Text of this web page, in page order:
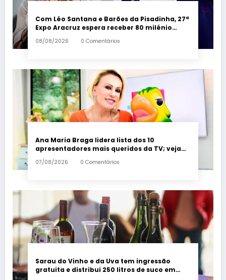
Com Léo Santana e Barões da Pisadinha, 27ª
Expo Aracruz espera receber 80 milénio
visitantes por dia – Em Dia ES
08/08/2026 0 Comentários
Ana Maria Braga lidera lista dos 10
apresentadores mais queridos da TV; veja
ranking – Em Dia ES
07/08/2026 0 Comentários
Sarau do Vinho e da Uva tem ingressão
gratuita e distribui 250 litros de suco em
Santa Teresa – Em Dia ES